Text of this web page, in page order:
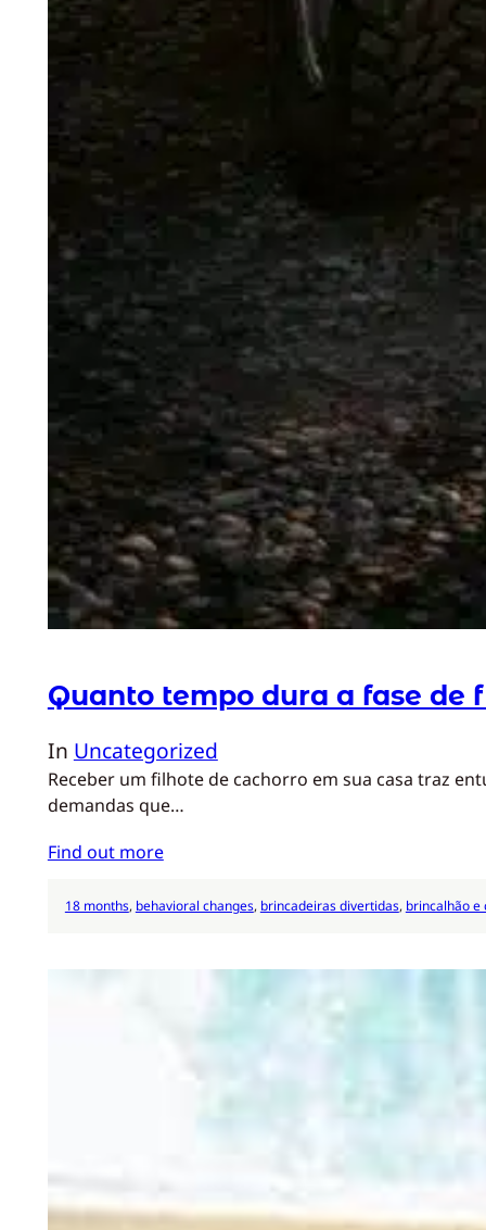
Quanto tempo dura a fase de
In Uncategorized
Receber um filhote de cachorro em sua casa traz
demandas que…
Find out more
18 months, behavioral changes, brincadeiras divertidas, brincalhão e